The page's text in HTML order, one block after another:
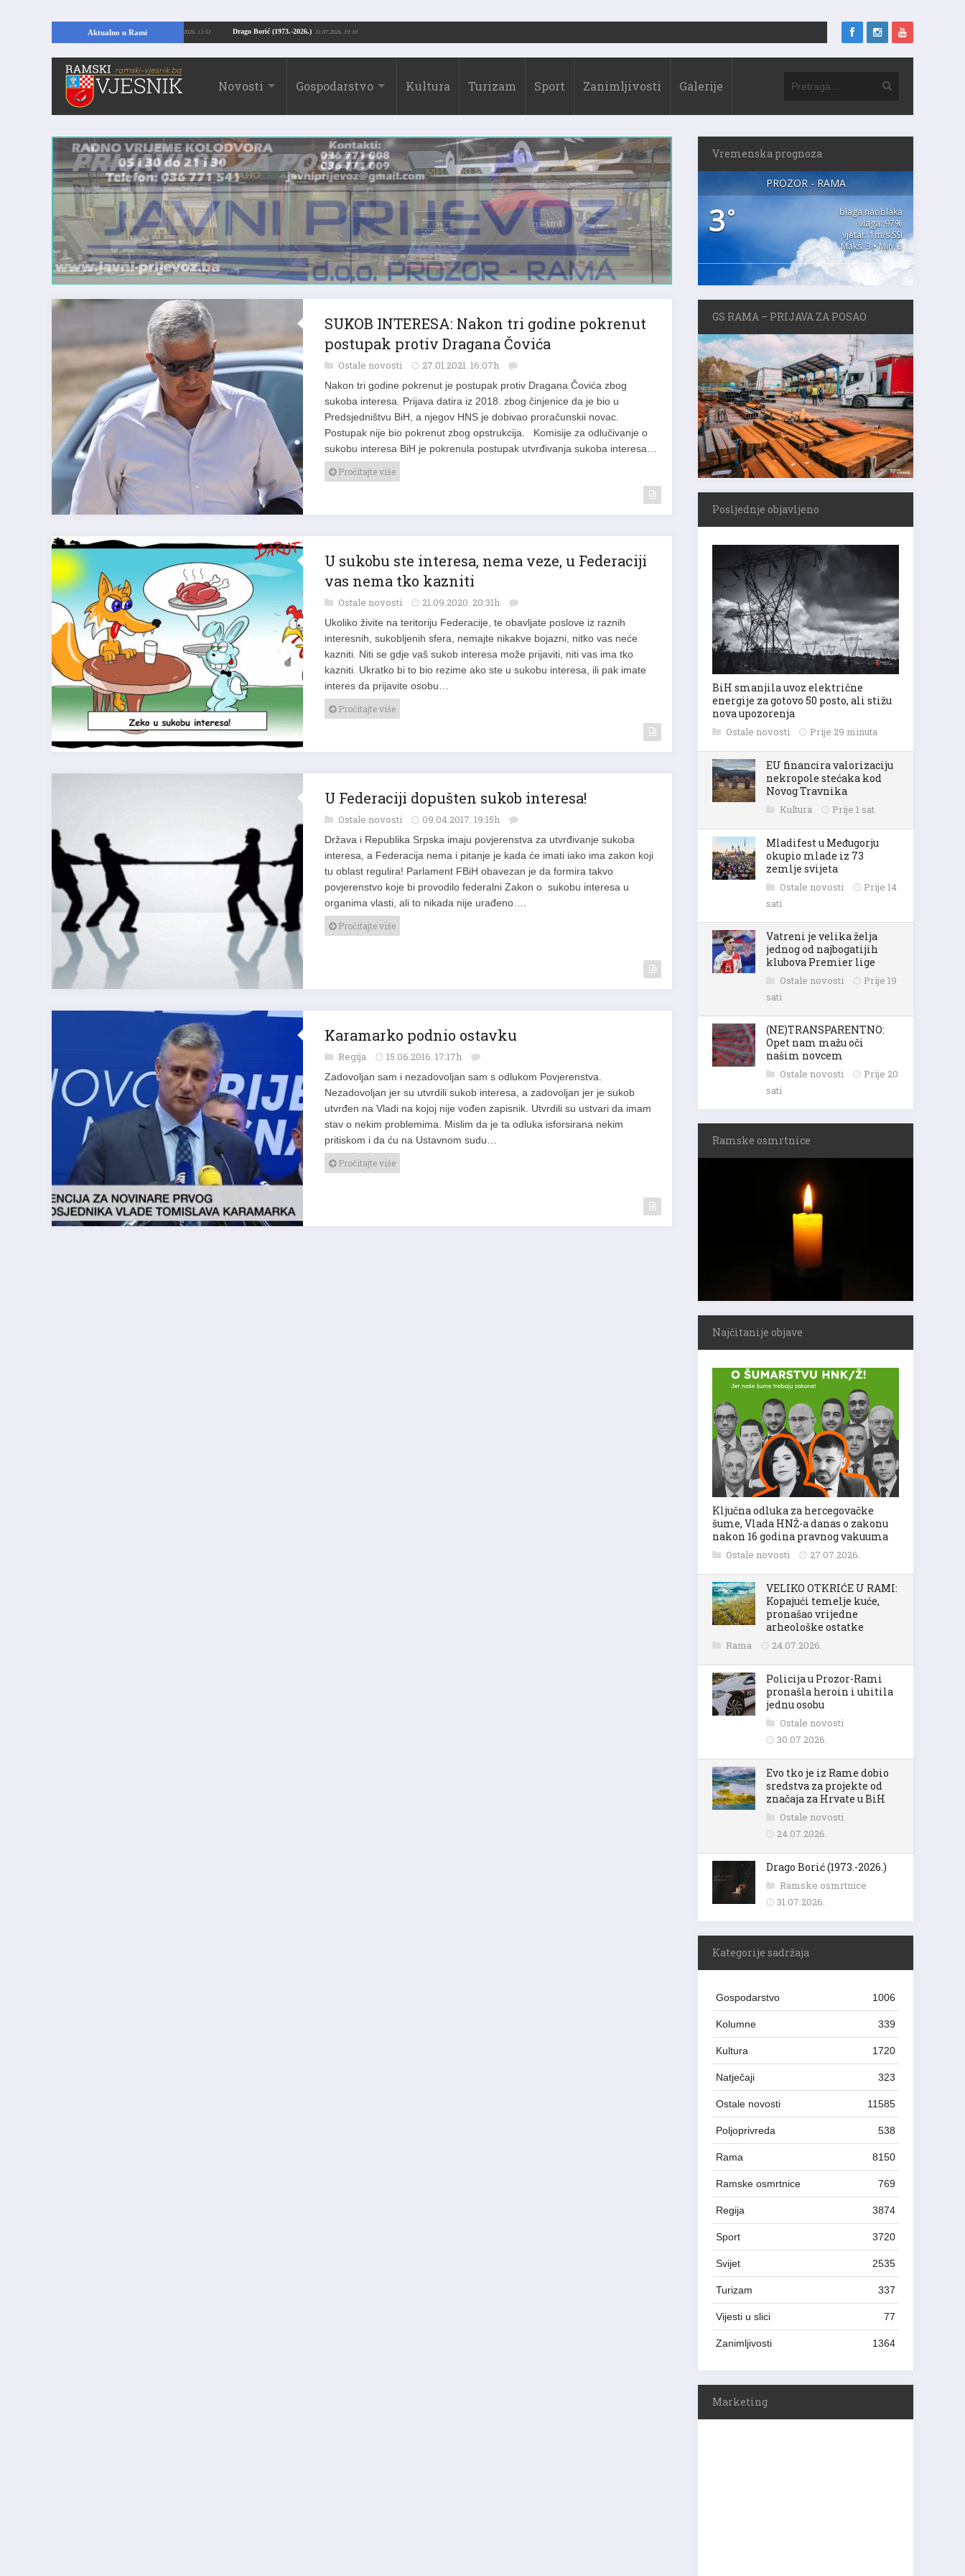
Aktualno u Rami Drago Borić (1973.-2026.)
Kopajući temelje kuće, pronašao vrijedne arheološke ostatke 24.07.2026. 13:51
Novosti Gospodarstvo Kultura Turizam Sport Zanimljivosti Galerije
SUKOB INTERESA: Nakon tri godine pokrenut
postupak protiv Dragana Čovića
Ostale novosti 27.01.2021. 16:07h
Nakon tri godine pokrenut je postupak protiv Dragana Čovića zbog
sukoba interesa. Prijava datira iz 2018. zbog činjenice da je bio u
Predsjedništvu BiH, a njegov HNS je dobivao proračunskii novac.
Postupak nije bio pokrenut zbog opstrukcija. Komisije za odlučivanje o
sukobu interesa BiH je pokrenula postupak utvrđivanja sukoba interesa…
Pročitajte više
U sukobu ste interesa, nema veze, u Federaciji
vas nema tko kazniti
Ostale novosti 21.09.2020. 20:31h
Ukoliko živite na teritoriju Federacije, te obavljate poslove iz raznih
interesnih, sukobljenih sfera, nemajte nikakve bojazni, nitko vas neće
kazniti. Niti se gdje vaš sukob interesa može prijaviti, niti vas ima tko
kazniti. Ukratko bi to bio rezime ako ste u sukobu interesa, ili pak imate
interes da prijavite osobu…
Pročitajte više
U Federaciji dopušten sukob interesa!
Ostale novosti 09.04.2017. 19:15h
Država i Republika Srpska imaju povjerenstva za utvrđivanje sukoba
interesa, a Federacija nema i pitanje je kada će imati iako ima zakon koji
tu oblast regulira! Parlament FBiH obavezan je da formira takvo
povjerenstvo koje bi provodilo federalni Zakon o sukobu interesa u
organima vlasti, ali to nikada nije urađeno….
Pročitajte više
Karamarko podnio ostavku
Regija 15.06.2016. 17:17h
Zadovoljan sam i nezadovoljan sam s odlukom Povjerenstva.
Nezadovoljan jer su utvrdili sukob interesa, a zadovoljan jer je sukob
utvrđen na Vladi na kojoj nije vođen zapisnik. Utvrdili su ustvari da imam
stav o nekim problemima. Mislim da je ta odluka isforsirana nekim
pritiskom i da ću na Ustavnom sudu…
Pročitajte više
Vremenska prognoza
PROZOR - RAMA
3°
blaga naoblaka
vlaga: 97%
vjetar: 1m/s SSI
Maks. 3 • Min. 3
GS RAMA – PRIJAVA ZA POSAO
Posljednje objavljeno
BiH smanjila uvoz električne
energije za gotovo 50 posto, ali stižu
nova upozorenja
Ostale novosti Prije 29 minuta
EU financira valorizaciju
nekropole stećaka kod
Novog Travnika
Kultura Prije 1 sat
Mladifest u Međugorju
okupio mlade iz 73
zemlje svijeta
Ostale novosti
Prije 14
sati
Vatreni je velika želja
jednog od najbogatijih
klubova Premier lige
Ostale novosti
Prije 19
sati
(NE)TRANSPARENTNO:
Opet nam mažu oči
našim novcem
Ostale novosti
Prije 20
sati
Ramske osmrtnice
Najčitanije objave
Ključna odluka za hercegovačke
šume, Vlada HNŽ-a danas o zakonu
nakon 16 godina pravnog vakuuma
Ostale novosti 27.07.2026.
VELIKO OTKRIĆE U RAMI:
Kopajući temelje kuće,
pronašao vrijedne
arheološke ostatke
Rama 24.07.2026.
Policija u Prozor-Rami
pronašla heroin i uhitila
jednu osobu
Ostale novosti
30.07.2026.
Evo tko je iz Rame dobio
sredstva za projekte od
značaja za Hrvate u BiH
Ostale novosti
24.07.2026.
Drago Borić (1973.-2026.)
Ramske osmrtnice
31.07.2026.
Kategorije sadržaja
Gospodarstvo 1006
Kolumne 339
Kultura 1720
Natječaji 323
Ostale novosti 11585
Poljoprivreda 538
Rama 8150
Ramske osmrtnice 769
Regija 3874
Sport 3720
Svijet 2535
Turizam 337
Vijesti u slici 77
Zanimljivosti 1364
Marketing